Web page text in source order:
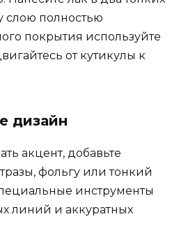
слою полностью
покрытия используйте
от кутикулы к
дизайн
акцент, добавьте
фольгу или тонкий
инструменты
линий и аккуратных